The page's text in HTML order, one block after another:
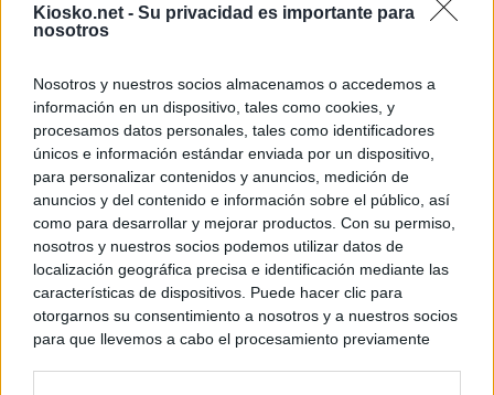
Kiosko.net - Su privacidad es importante para
nosotros
Nosotros y nuestros socios almacenamos o accedemos a
información en un dispositivo, tales como cookies, y
procesamos datos personales, tales como identificadores
únicos e información estándar enviada por un dispositivo,
para personalizar contenidos y anuncios, medición de
anuncios y del contenido e información sobre el público, así
como para desarrollar y mejorar productos. Con su permiso,
nosotros y nuestros socios podemos utilizar datos de
localización geográfica precisa e identificación mediante las
características de dispositivos. Puede hacer clic para
otorgarnos su consentimiento a nosotros y a nuestros socios
para que llevemos a cabo el procesamiento previamente